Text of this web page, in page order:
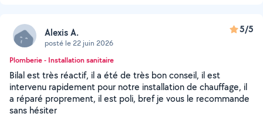
Alexis A.
posté le 22 juin 2026
5/5
Plomberie - Installation sanitaire
Bilal est très réactif, il a été de très bon conseil, il est
intervenu rapidement pour notre installation de chauffage, il
a réparé proprement, il est poli, bref je vous le recommande
sans hésiter